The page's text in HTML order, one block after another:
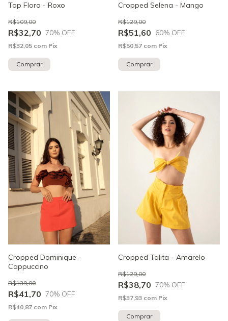
Top Flora - Roxo
R$32,70
R$109,00
70% OFF
R$32,05 com Pix
Comprar
Cropped Selena - Mango
R$51,60
R$129,00
60% OFF
R$50,57 com Pix
Comprar
Cropped Dominique -
Cappuccino
R$41,70
R$139,00
70% OFF
R$40,87 com Pix
Cropped Talita - Amarelo
R$38,70
R$129,00
70% OFF
R$37,93 com Pix
Comprar